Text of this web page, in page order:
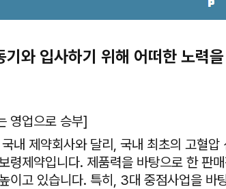
기와 입사하기 위해 어떠한 노력
영업으로 승부]
내 제약회사와 달리, 국내 최초의 고혈
령제약입니다. 제품력을 바탕으로 한 판
이고 있습니다. 특히, 3대 중점사업을 바